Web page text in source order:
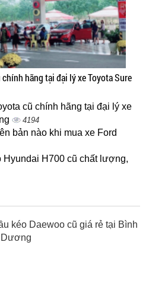
hãng tại đại lý xe Toyota Sure
cũ chính hãng tại đại lý xe
4194
bản nào khi mua xe Ford
Hyundai H700 cũ chất lượng,